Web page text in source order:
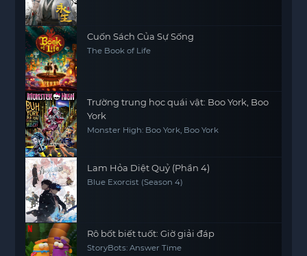
Cuốn Sách Của Sự Sống
The Book of Life
Trường trung học quái vật: Boo York, Boo
York
Monster High: Boo York, Boo York
Lam Hỏa Diệt Quỷ (Phần 4)
Blue Exorcist (Season 4)
Rô bốt biết tuốt: Giờ giải đáp
StoryBots: Answer Time